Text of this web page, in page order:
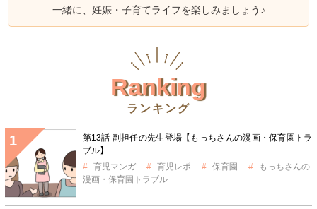
一緒に、妊娠・子育てライフを楽しみましょう♪
Ranking
ランキング
第13話 副担任の先生登場【もっちさんの漫画・保育園トラ
ブル】
育児マンガ
育児レポ 保育園
もっちさんの
漫画・保育園トラブル